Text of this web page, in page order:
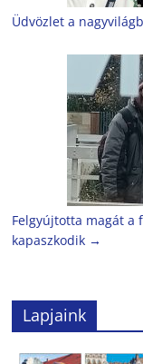
Üdvözlet a
Felgyújtotta magát a
kapaszkodik →
Lapjaink